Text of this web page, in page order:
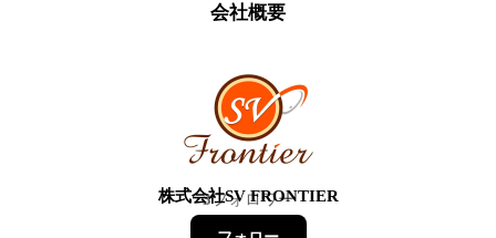
会社概要
株式会社SV FRONTIER
3フォロワー